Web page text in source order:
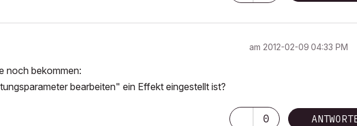
am ‎2012-02-09 04:33 PM
noch bekommen:
bearbeiten" ein Effekt eingestellt ist?
0